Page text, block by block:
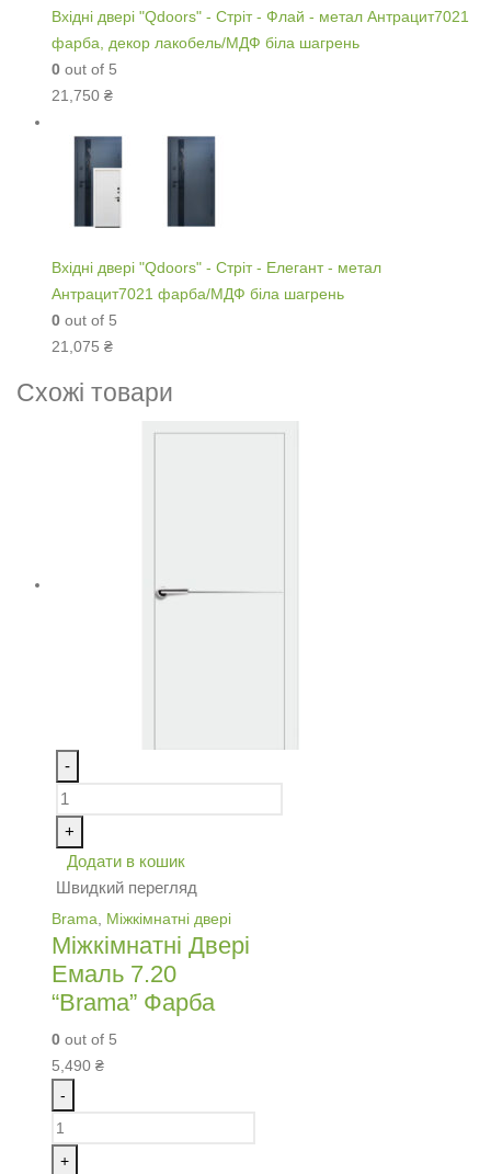
Вхідні двері "Qdoors" - Стріт - Флай - метал Антрацит7021
фарба, декор лакобель/МДФ біла шагрень
0 out of 5
21,750 ₴
Вхідні двері "Qdoors" - Стріт - Елегант - метал
Антрацит7021 фарба/МДФ біла шагрень
0 out of 5
21,075 ₴
Схожі товари
-
+
Додати в кошик
Швидкий перегляд
Brama Міжкімнатні двері
Міжкімнатні Двері
Емаль 7.20
“Brama” Фарба
0 out of 5
5,490 ₴
-
+